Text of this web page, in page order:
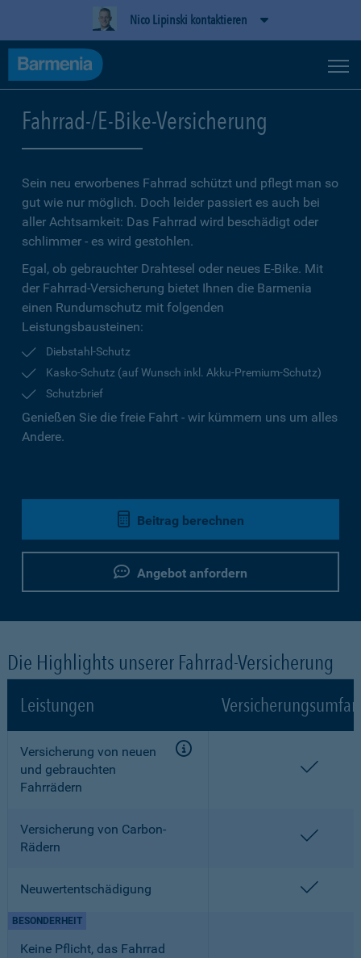
Nico Lipinski kontaktieren
Fahrrad-/E-Bike-Versicherung
Sein neu erworbenes Fahrrad schützt und pflegt man so
gut wie nur möglich. Doch leider passiert es auch bei
aller Achtsamkeit: Das Fahrrad wird beschädigt oder
schlimmer - es wird gestohlen.
Egal, ob gebrauchter Drahtesel oder neues E-Bike. Mit
der Fahrrad-Versicherung bietet Ihnen die Barmenia
einen Rundumschutz mit folgenden
Leistungsbausteinen:
Diebstahl-Schutz
Kasko-Schutz (auf Wunsch inkl. Akku-Premium-Schutz)
Schutzbrief
Genießen Sie die freie Fahrt - wir kümmern uns um alles
Andere.
Beitrag berechnen
Angebot anfordern
Die Highlights unserer Fahrrad-Versicherung
Leistungen
Versicherung von neuen
und gebrauchten
Fahrrädern
Versicherung von Carbon-
Rädern
Neuwertentschädigung
Keine Pflicht, das Fahrrad
BESONDERHEIT